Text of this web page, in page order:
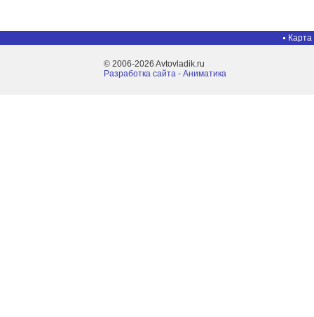
Карта
© 2006-2026 Avtovladik.ru
Разработка сайта - Aниматика